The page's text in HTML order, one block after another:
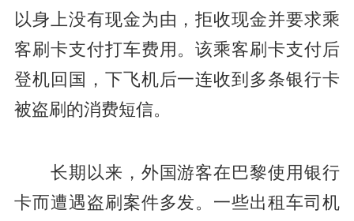
以身上没有现金为由，拒收现金并要求乘
客刷卡支付打车费用。该乘客刷卡支付后
登机回国，下飞机后一连收到多条银行卡
被盗刷的消费短信。
长期以来，外国游客在巴黎使用银行
卡而遭遇盗刷案件多发。一些出租车司机